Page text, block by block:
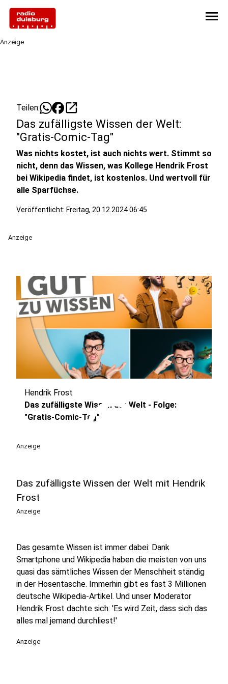
menu
Anzeige
Teilen: open_in_new
Das zufälligste Wissen der Welt:
"Gratis-Comic-Tag"
Was nichts kostet, ist auch nichts wert. Stimmt so
nicht, denn das Wissen, was Kollege Hendrik Frost
bei Wikipedia findet, ist kostenlos. Und wertvoll für
alle Sparfüchse.
Veröffentlicht: Freitag, 20.12.2024 06:45
Anzeige
play_circle
Hendrik Frost
Das zufälligste Wissen der Welt - Folge:
"Gratis-Comic-Tag"
Anzeige
Das zufälligste Wissen der Welt mit Hendrik
Frost
Anzeige
Das gesamte Wissen ist immer dabei: Dank
Smartphone und Wikipedia haben die meisten von uns
quasi das sämtliches Wissen der Menschheit ständig
in der Hosentasche. Immerhin gibt es fast 3 Millionen
deutsche Wikipedia-Artikel. Und unser Moderator
Hendrik Frost dachte sich: 'Es wird Zeit, dass sich das
alles mal jemand durchliest!'
Anzeige